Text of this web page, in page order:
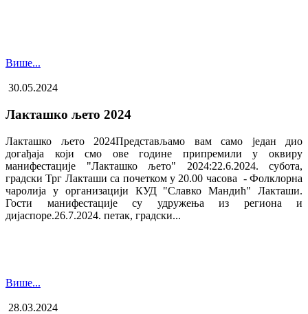
Више...
30.05.2024
Лакташко љето 2024
Лакташко љето 2024Представљамо вам само један дио
догађаја који смо ове године припремили у оквиру
манифестације "Лакташко љето" 2024:22.6.2024. субота,
градски Трг Лакташи са почетком у 20.00 часова - Фолклорна
чаролија у организацији КУД "Славко Мандић" Лакташи.
Гости манифестације су удружења из региона и
дијаспоре.26.7.2024. петак, градски...
Више...
28.03.2024